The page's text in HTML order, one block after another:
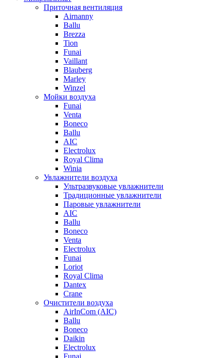
Приточная вентиляция
Airnanny
Ballu
Brezza
Tion
Funai
Vaillant
Blauberg
Marley
Winzel
Мойки воздуха
Funai
Venta
Boneco
Ballu
AIC
Electrolux
Royal Clima
Winia
Увлажнители воздуха
Ультразвуковые увлажнители
Традиционные увлажнители
Паровые увлажнители
AIC
Ballu
Boneco
Venta
Electrolux
Funai
Loriot
Royal Clima
Dantex
Crane
Очистители воздуха
AirInCom (AIC)
Ballu
Boneco
Daikin
Electrolux
Funai